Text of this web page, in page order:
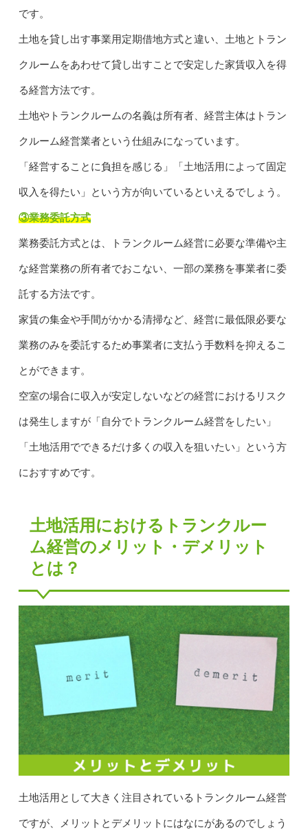
です。
土地を貸し出す事業用定期借地方式と違い、土地とトラン
クルームをあわせて貸し出すことで安定した家賃収入を得
る経営方法です。
土地やトランクルームの名義は所有者、経営主体はトラン
クルーム経営業者という仕組みになっています。
「経営することに負担を感じる」「土地活用によって固定
収入を得たい」という方が向いているといえるでしょう。
③業務委託方式
業務委託方式とは、トランクルーム経営に必要な準備や主
な経営業務の所有者でおこない、一部の業務を事業者に委
託する方法です。
家賃の集金や手間がかかる清掃など、経営に最低限必要な
業務のみを委託するため事業者に支払う手数料を抑えるこ
とができます。
空室の場合に収入が安定しないなどの経営におけるリスク
は発生しますが「自分でトランクルーム経営をしたい」
「土地活用でできるだけ多くの収入を狙いたい」という方
におすすめです。
土地活用におけるトランクルー
ム経営のメリット・デメリット
とは？
土地活用として大きく注目されているトランクルーム経営
ですが、メリットとデメリットにはなにがあるのでしょう